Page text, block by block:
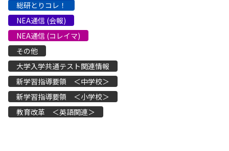
総研とりコレ！
NEA通信 (会報)
NEA通信 (コレイマ)
その他
大学入学共通テスト関連情報
新学習指導要領 ＜中学校＞
新学習指導要領 ＜小学校＞
教育改革 ＜英語関連＞